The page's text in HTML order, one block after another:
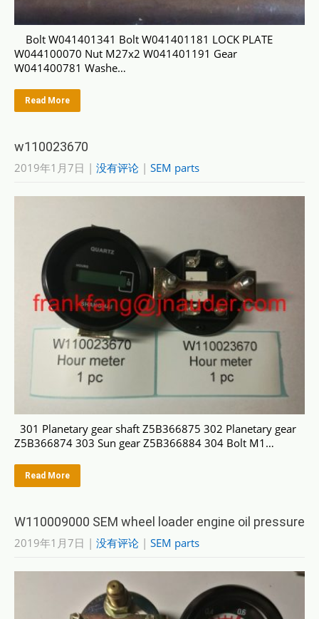
Bolt W041401341 Bolt W041401181 LOCK PLATE
W044100070 Nut M27x2 W041401191 Gear
W041400781 Washe…
Read More
w110023670
2019年1月7日 | 没有评论 | SEM parts
301 Planetary gear shaft Z5B366875 302 Planetary gear
Z5B366874 303 Sun gear Z5B366884 304 Bolt M1…
Read More
W110009000 SEM wheel loader engine oil pressure
2019年1月7日 | 没有评论 | SEM parts